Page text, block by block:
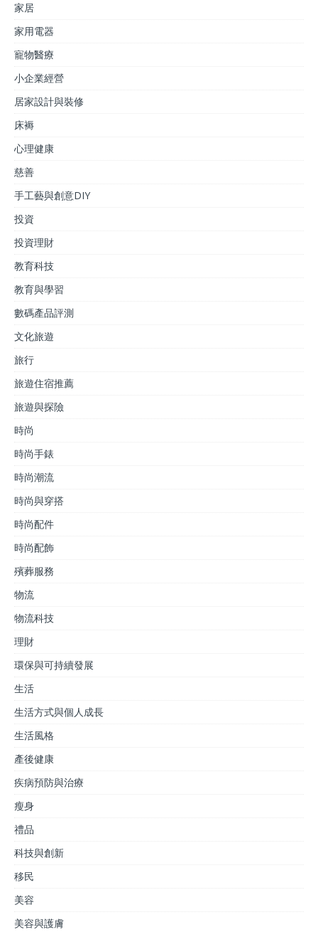
家居
家用電器
寵物醫療
小企業經營
居家設計與裝修
床褥
心理健康
慈善
手工藝與創意DIY
投資
投資理財
教育科技
教育與學習
數碼產品評測
文化旅遊
旅行
旅遊住宿推薦
旅遊與探險
時尚
時尚手錶
時尚潮流
時尚與穿搭
時尚配件
時尚配飾
殯葬服務
物流
物流科技
理財
環保與可持續發展
生活
生活方式與個人成長
生活風格
產後健康
疾病預防與治療
瘦身
禮品
科技與創新
移民
美容
美容與護膚